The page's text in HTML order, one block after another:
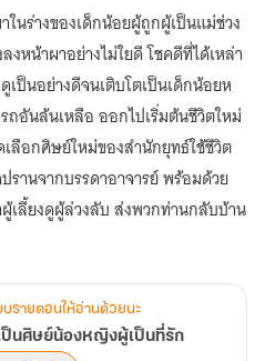
ศิษย์
น้อง
หญิง
ผู้
เป็น
ที่รัก
ในร่างของเด็กน้อยผู้ถูกผู้เป็นแม่ช่วง
หน้าผาอย่างไม่ใยดี โชคดีที่ได้เหล่า
ป็นอย่างดีจนเติบโตเป็นเด็กน้อยห
ถอันล้นเหลือ ออกไปเริ่มต้นชีวิตใหม่
เลือกศิษย์ใหม่ของสำนักยุทธ์ใช้ชีวิต
านจากบรรดาอาจารย์ พร้อมด้วย
เลี้ยงดูผู้ล่วงลับ ส่งพวกท่านกลับบ้าน
บรายตอนให้อ่านด้วยนะ
ป็นศิษย์น้องหญิงผู้เป็นที่รัก